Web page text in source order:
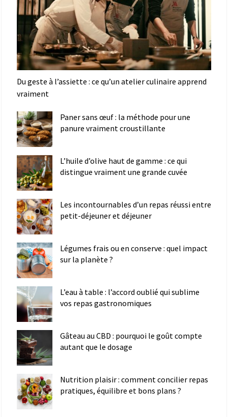
Du geste à l’assiette : ce qu’un atelier culinaire apprend
vraiment
Paner sans œuf : la méthode pour une
panure vraiment croustillante
L’huile d’olive haut de gamme : ce qui
distingue vraiment une grande cuvée
Les incontournables d’un repas réussi entre
petit-déjeuner et déjeuner
Légumes frais ou en conserve : quel impact
sur la planète ?
L’eau à table : l’accord oublié qui sublime
vos repas gastronomiques
Gâteau au CBD : pourquoi le goût compte
autant que le dosage
Nutrition plaisir : comment concilier repas
pratiques, équilibre et bons plans ?